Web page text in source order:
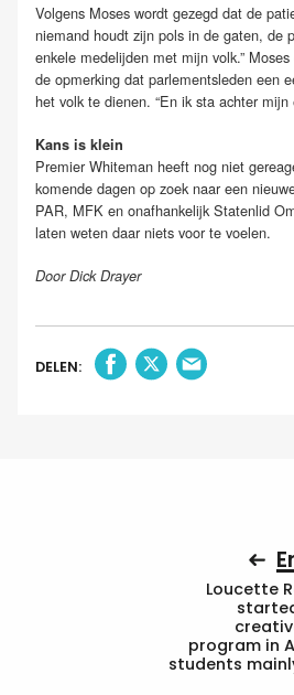
Volgens Moses wordt gezegd dat de
niemand houdt zijn pols in de gaten, de
enkele medelijden met mijn volk.”
de opmerking dat parlementsleden een
het volk te dienen. “En ik sta achter mijn
Kans is klein
Premier Whiteman heeft nog niet
komende dagen op zoek naar een
PAR, MFK en onafhankelijk Statenlid
laten weten daar niets voor te voelen.
Door Dick Drayer
DELEN:
Loucette
program in
students